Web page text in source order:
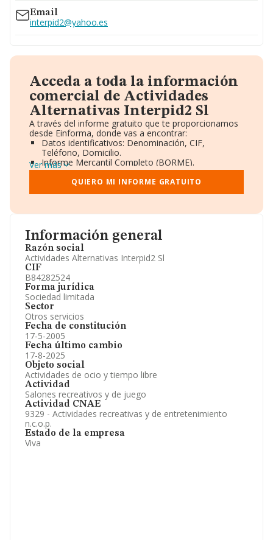
Información general
Razón social
Actividades Alternativas Interpid2 Sl
CIF
B84282524
Forma jurídica
Sociedad limitada
Sector
Otros servicios
Fecha de constitución
17-5-2005
Fecha último cambio
17-8-2025
Objeto social
Actividades de ocio y tiempo libre
Actividad
Salones recreativos y de juego
Actividad CNAE
9329 - Actividades recreativas y de entretenimiento
n.c.o.p.
Estado de la empresa
Viva
Email
interpid2@yahoo.es
Acceda a toda la información
comercial de Actividades
Alternativas Interpid2 Sl
A través del informe gratuito que te proporcionamos
desde Einforma, donde vas a encontrar:
Datos identificativos: Denominación, CIF,
Teléfono, Domicilio.
Informe Mercantil Completo (BORME).
Gráficos de Evolución Ventas y Empleados.
Consejo de Administración y Administradores.
Directivos y Ejecutivos.
Información oficial y registral complementaria.
Ver más
QUIERO MI INFORME GRATUITO